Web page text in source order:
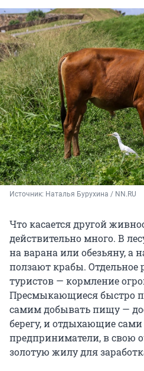
Источник: Наталья Бурухина / NN.RU
Что касается другой
действительно много. В
на варана или обезьяну, а
ползают крабы. Отдельное
туристов — кормление
Пресмыкающиеся быстро
самим добывать пищу —
берегу, и отдыхающие сами
предприниматели, в свою
золотую жилу для